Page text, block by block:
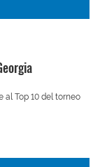
al Top 10 del torneo